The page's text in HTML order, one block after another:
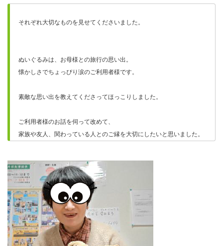
それぞれ大切なものを見せてくださいました。
ぬいぐるみは、お母様との旅行の思い出。
懐かしさでちょっぴり涙のご利用者様です。
素敵な思い出を教えてくださってほっこりしました。
ご利用者様のお話を伺って改めて、
家族や友人、関わっている人とのご縁を大切にしたいと思いました。